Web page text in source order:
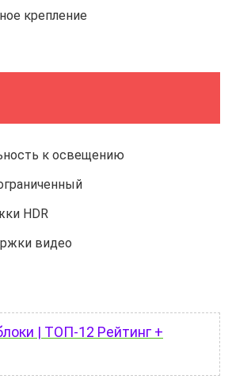
крепление
к освещению
HDR
видео
| ТОП-12 Рейтинг +